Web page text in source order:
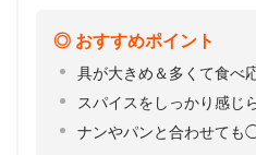
おすすめポイント
具が大きめ＆多くて食べ
スパイスをしっかり感じ
ナンやパンと合わせても